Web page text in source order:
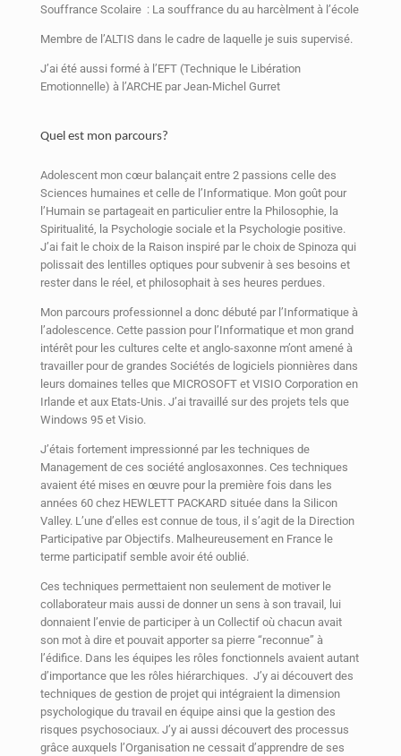
Souffrance Scolaire : La souffrance du au harcèlment à l’école
Membre de l’ALTIS dans le cadre de laquelle je suis supervisé.
J’ai été aussi formé à l’EFT (Technique le Libération
Emotionnelle) à l’ARCHE par Jean-Michel Gurret
Quel est mon parcours?
Adolescent mon cœur balançait entre 2 passions celle des
Sciences humaines et celle de l’Informatique. Mon goût pour
l’Humain se partageait en particulier entre la Philosophie, la
Spiritualité, la Psychologie sociale et la Psychologie positive.
J’ai fait le choix de la Raison inspiré par le choix de Spinoza qui
polissait des lentilles optiques pour subvenir à ses besoins et
rester dans le réel, et philosophait à ses heures perdues.
Mon parcours professionnel a donc débuté par l’Informatique à
l’adolescence. Cette passion pour l’Informatique et mon grand
intérêt pour les cultures celte et anglo-saxonne m’ont amené à
travailler pour de grandes Sociétés de logiciels pionnières dans
leurs domaines telles que MICROSOFT et VISIO Corporation en
Irlande et aux Etats-Unis. J’ai travaillé sur des projets tels que
Windows 95 et Visio.
J’étais fortement impressionné par les techniques de
Management de ces société anglosaxonnes. Ces techniques
avaient été mises en œuvre pour la première fois dans les
années 60 chez HEWLETT PACKARD située dans la Silicon
Valley. L’une d’elles est connue de tous, il s’agit de la Direction
Participative par Objectifs. Malheureusement en France le
terme participatif semble avoir été oublié.
Ces techniques permettaient non seulement de motiver le
collaborateur mais aussi de donner un sens à son travail, lui
donnaient l’envie de participer à un Collectif où chacun avait
son mot à dire et pouvait apporter sa pierre “reconnue” à
l’édifice. Dans les équipes les rôles fonctionnels avaient autant
d’importance que les rôles hiérarchiques. J’y ai découvert des
techniques de gestion de projet qui intégraient la dimension
psychologique du travail en équipe ainsi que la gestion des
risques psychosociaux. J’y ai aussi découvert des processus
grâce auxquels l’Organisation ne cessait d’apprendre de ses